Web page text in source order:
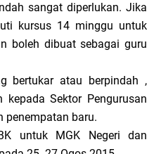
sangat diperlukan. Jika
kursus 14 minggu untuk
boleh dibuat sebagai guru
bertukar atau berpindah ,
kepada Sektor Pengurusan
penempatan baru.
untuk MGK Negeri dan